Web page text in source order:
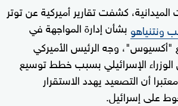
كشفت تقارير أميركية عن توتر
ونتنياهو بشأن إدارة المواجهة في
وجه الرئيس الأميركي
الوزراء الإسرائيلي بسبب خطط توسيع
أن التصعيد يهدد الاستقرار
على إسرائيل.